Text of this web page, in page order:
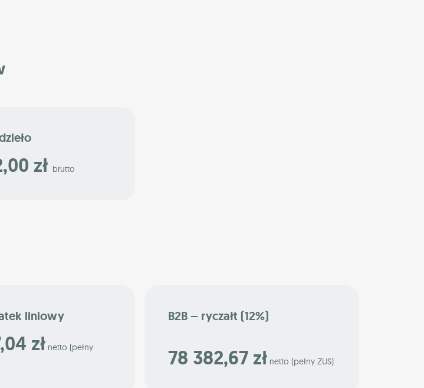
zł brutto
liniowy
zł netto (pełny
B2B – ryczałt (12%)
78 382,67 zł netto (pełny ZUS)